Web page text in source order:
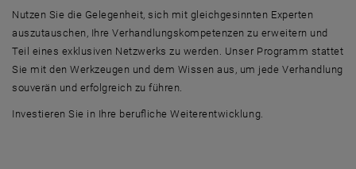
Nutzen Sie die Gelegenheit, sich mit gleichgesinnten Experten
auszutauschen, Ihre Verhandlungskompetenzen zu erweitern und
Teil eines exklusiven Netzwerks zu werden. Unser Programm stattet
Sie mit den Werkzeugen und dem Wissen aus, um jede Verhandlung
souverän und erfolgreich zu führen.
Investieren Sie in Ihre berufliche Weiterentwicklung.